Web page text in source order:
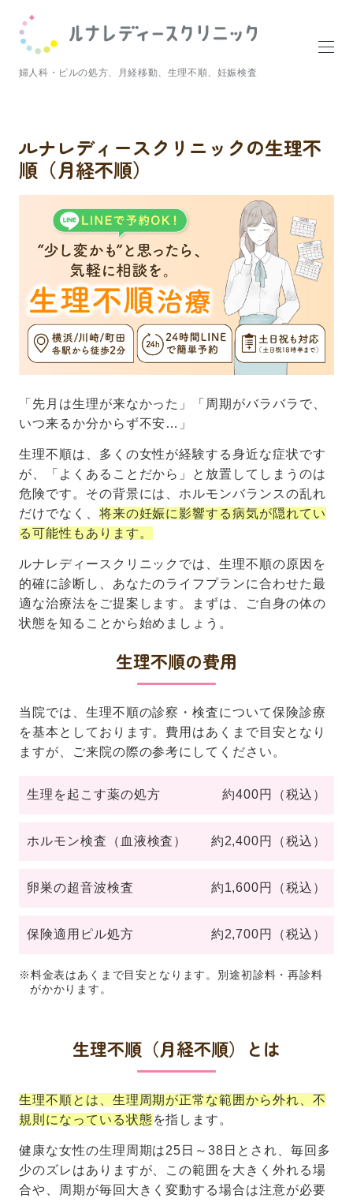
婦人科・ピルの処方、月経移動、生理不順、妊娠検査
ルナレディースクリニックの生理不
順（月経不順）
「先月は生理が来なかった」「周期がバラバラで、
いつ来るか分からず不安…」
生理不順は、多くの女性が経験する身近な症状です
が、「よくあることだから」と放置してしまうのは
危険です。その背景には、ホルモンバランスの乱れ
だけでなく、 将来の妊娠に影響する病気が隠れてい
る可能性もあります。
ルナレディースクリニックでは、生理不順の原因を
的確に診断し、あなたのライフプランに合わせた最
適な治療法をご提案します。まずは、ご自身の体の
状態を知ることから始めましょう。
生理不順の費用
当院では、生理不順の診察・検査について保険診療
を基本としております。費用はあくまで目安となり
ますが、ご来院の際の参考にしてください。
生理を起こす薬の処方 約400円（税込）
ホルモン検査（血液検査） 約2,400円（税込）
卵巣の超音波検査 約1,600円（税込）
保険適用ピル処方 約2,700円（税込）
※料金表はあくまで目安となります。別途初診料・再診料
がかかります。
生理不順（月経不順）とは
生理不順とは、生理周期が正常な範囲から外れ、不
規則になっている状態を指します。
健康な女性の生理周期は25日～38日とされ、毎回多
少のズレはありますが、この範囲を大きく外れる場
合や、周期が毎回大きく変動する場合は注意が必要